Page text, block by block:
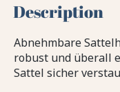
Description
Abnehmbare
robust und überall
Sattel sicher